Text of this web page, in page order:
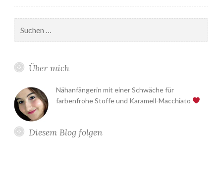
machen
nach:
Über mich
Nähanfängerin mit einer Schwäche für
farbenfrohe Stoffe und Karamell-Macchiato
Diesem Blog folgen